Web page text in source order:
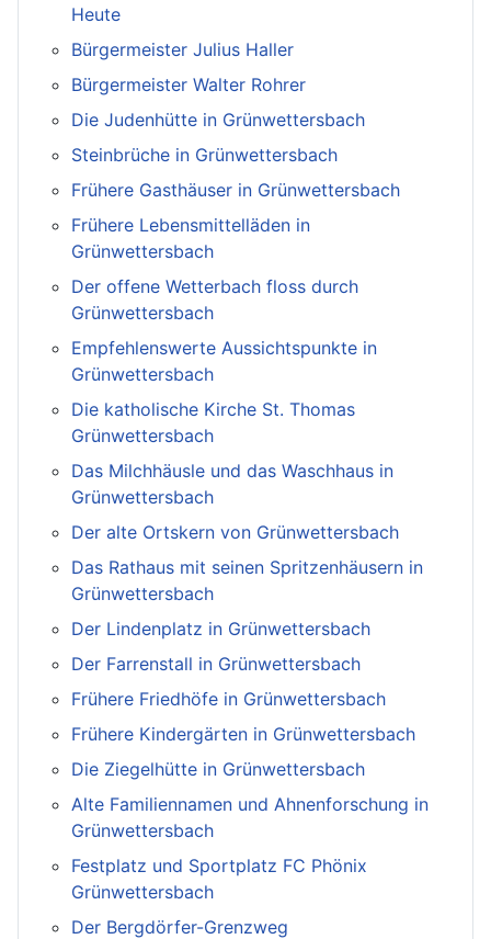
Heute
Bürgermeister Julius Haller
Bürgermeister Walter Rohrer
Die Judenhütte in Grünwettersbach
Steinbrüche in Grünwettersbach
Frühere Gasthäuser in Grünwettersbach
Frühere Lebensmittelläden in
Grünwettersbach
Der offene Wetterbach floss durch
Grünwettersbach
Empfehlenswerte Aussichtspunkte in
Grünwettersbach
Die katholische Kirche St. Thomas
Grünwettersbach
Das Milchhäusle und das Waschhaus in
Grünwettersbach
Der alte Ortskern von Grünwettersbach
Das Rathaus mit seinen Spritzenhäusern in
Grünwettersbach
Der Lindenplatz in Grünwettersbach
Der Farrenstall in Grünwettersbach
Frühere Friedhöfe in Grünwettersbach
Frühere Kindergärten in Grünwettersbach
Die Ziegelhütte in Grünwettersbach
Alte Familiennamen und Ahnenforschung in
Grünwettersbach
Festplatz und Sportplatz FC Phönix
Grünwettersbach
Der Bergdörfer-Grenzweg